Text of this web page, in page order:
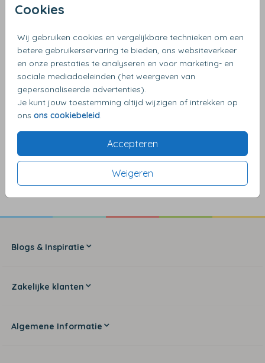
Cookies
Wij gebruiken cookies en vergelijkbare technieken om een
betere gebruikerservaring te bieden, ons websiteverkeer
en onze prestaties te analyseren en voor marketing- en
sociale mediadoeleinden (het weergeven van
gepersonaliseerde advertenties).
Je kunt jouw toestemming altijd wijzigen of intrekken op
ons ons cookiebeleid
Accepteren
Weigeren
OMSCHRIJVING
lavendel 22 x 11
4,17 van de 5 sterren
Blogs & Inspiratie
Zakelijke klanten
Algemene Informatie